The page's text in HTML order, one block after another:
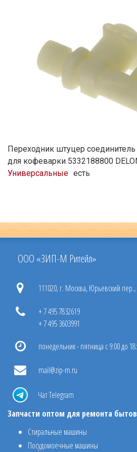
Переходник штуцер
для кофеварки 5332188800
Универсальные есть
ООО «ЗИП-М Ритейл»
111020, г. Москва, Юрьевский пер.,
+ 7 495 7832619
+ 7 495 3603991
понедельник - пятница с 9:00 до
mail@zip-m.ru
Чат Telegram
Запчасти оптом для ремонта
Стиральные машины
Посудомоечные машины